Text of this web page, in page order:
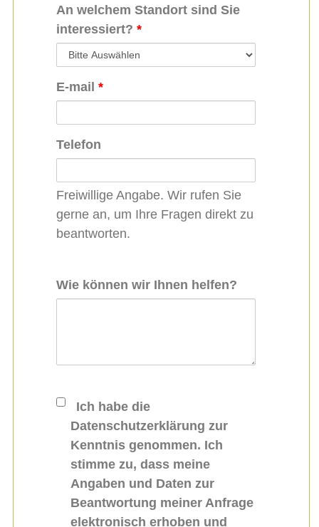
An welchem Standort sind Sie
interessiert? *
E-mail *
Telefon
Freiwillige Angabe. Wir rufen Sie
gerne an, um Ihre Fragen direkt zu
beantworten.
Wie können wir Ihnen helfen?
Ich habe die
Datenschutzerklärung zur
Kenntnis genommen. Ich
stimme zu, dass meine
Angaben und Daten zur
Beantwortung meiner Anfrage
elektronisch erhoben und